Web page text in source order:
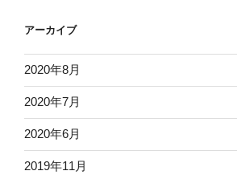
アーカイブ
2020年8月
2020年7月
2020年6月
2019年11月